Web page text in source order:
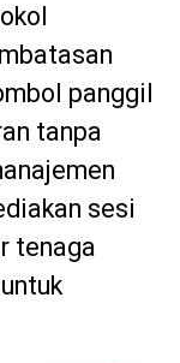
panggil
tanpa
sesi
tenaga